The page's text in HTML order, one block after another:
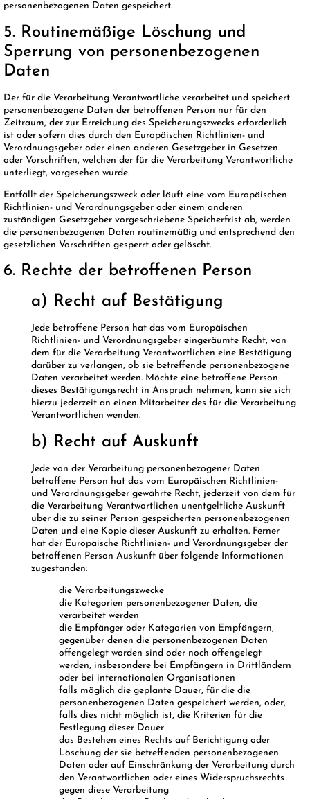
personenbezogenen Daten gespeichert.
5. Routinemäßige Löschung und
Sperrung von personenbezogenen
Daten
Der für die Verarbeitung Verantwortliche verarbeitet und speichert
personenbezogene Daten der betroffenen Person nur für den
Zeitraum, der zur Erreichung des Speicherungszwecks erforderlich
ist oder sofern dies durch den Europäischen Richtlinien- und
Verordnungsgeber oder einen anderen Gesetzgeber in Gesetzen
oder Vorschriften, welchen der für die Verarbeitung Verantwortliche
unterliegt, vorgesehen wurde.
Entfällt der Speicherungszweck oder läuft eine vom Europäischen
Richtlinien- und Verordnungsgeber oder einem anderen
zuständigen Gesetzgeber vorgeschriebene Speicherfrist ab, werden
die personenbezogenen Daten routinemäßig und entsprechend den
gesetzlichen Vorschriften gesperrt oder gelöscht.
6. Rechte der betroffenen Person
a) Recht auf Bestätigung
Jede betroffene Person hat das vom Europäischen
Richtlinien- und Verordnungsgeber eingeräumte Recht, von
dem für die Verarbeitung Verantwortlichen eine Bestätigung
darüber zu verlangen, ob sie betreffende personenbezogene
Daten verarbeitet werden. Möchte eine betroffene Person
dieses Bestätigungsrecht in Anspruch nehmen, kann sie sich
hierzu jederzeit an einen Mitarbeiter des für die Verarbeitung
Verantwortlichen wenden.
b) Recht auf Auskunft
Jede von der Verarbeitung personenbezogener Daten
betroffene Person hat das vom Europäischen Richtlinien-
und Verordnungsgeber gewährte Recht, jederzeit von dem für
die Verarbeitung Verantwortlichen unentgeltliche Auskunft
über die zu seiner Person gespeicherten personenbezogenen
Daten und eine Kopie dieser Auskunft zu erhalten. Ferner
hat der Europäische Richtlinien- und Verordnungsgeber der
betroffenen Person Auskunft über folgende Informationen
zugestanden:
die Verarbeitungszwecke
die Kategorien personenbezogener Daten, die
verarbeitet werden
die Empfänger oder Kategorien von Empfängern,
gegenüber denen die personenbezogenen Daten
offengelegt worden sind oder noch offengelegt
werden, insbesondere bei Empfängern in Drittländern
oder bei internationalen Organisationen
falls möglich die geplante Dauer, für die die
personenbezogenen Daten gespeichert werden, oder,
falls dies nicht möglich ist, die Kriterien für die
Festlegung dieser Dauer
das Bestehen eines Rechts auf Berichtigung oder
Löschung der sie betreffenden personenbezogenen
Daten oder auf Einschränkung der Verarbeitung durch
den Verantwortlichen oder eines Widerspruchsrechts
gegen diese Verarbeitung